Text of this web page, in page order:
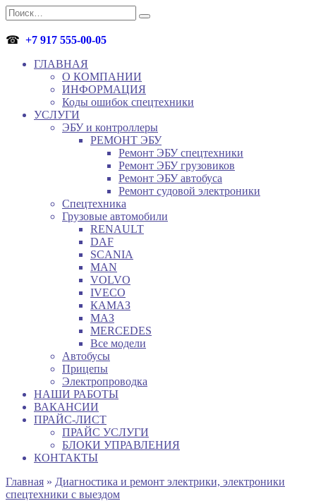
Перейти
к
содержанию
Search
for:
☎ +7 917 555-00-05
ГЛАВНАЯ
О КОМПАНИИ
ИНФОРМАЦИЯ
Коды ошибок спецтехники
УСЛУГИ
ЭБУ и контроллеры
РЕМОНТ ЭБУ
Ремонт ЭБУ спецтехники
Ремонт ЭБУ грузовиков
Ремонт ЭБУ автобуса
Ремонт судовой электроники
Спецтехника
Грузовые автомобили
RENAULT
DAF
SCANIA
MAN
VOLVO
IVECO
КАМАЗ
МАЗ
MERCEDES
Все модели
Автобусы
Прицепы
Электропроводка
НАШИ РАБОТЫ
ВАКАНСИИ
ПРАЙС-ЛИСТ
ПРАЙС УСЛУГИ
БЛОКИ УПРАВЛЕНИЯ
КОНТАКТЫ
Главная » Диагностика и ремонт электрики, электроники
спецтехники с выездом